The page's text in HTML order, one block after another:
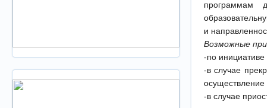
программам
и
Возможные
-по инициативе
-в случае
осуществление
-в случае